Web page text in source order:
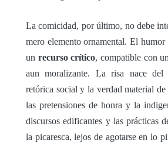
La comicidad, por último, no debe
mero elemento ornamental. El humor
un recurso crítico, compatible con
aun moralizante. La risa nace del
retórica social y la verdad material
las pretensiones de honra y la
discursos edificantes y las prácticas
la picaresca, lejos de agotarse en lo